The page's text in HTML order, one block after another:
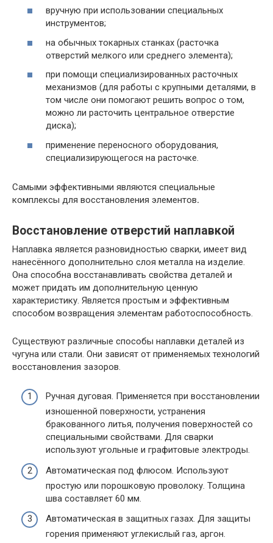
вручную при использовании специальных
инструментов;
на обычных токарных станках (расточка
отверстий мелкого или среднего элемента);
при помощи специализированных расточных
механизмов (для работы с крупными деталями, в
том числе они помогают решить вопрос о том,
можно ли расточить центральное отверстие
диска);
применение переносного оборудования,
специализирующегося на расточке.
Самыми эффективными являются специальные
комплексы для восстановления элементов.
Восстановление отверстий наплавкой
Наплавка является разновидностью сварки, имеет вид
нанесённого дополнительно слоя металла на изделие.
Она способна восстанавливать свойства деталей и
может придать им дополнительную ценную
характеристику. Является простым и эффективным
способом возвращения элементам работоспособность.
Существуют различные способы наплавки деталей из
чугуна или стали. Они зависят от применяемых технологий
восстановления зазоров.
Ручная дуговая. Применяется при восстановлении
изношенной поверхности, устранения
бракованного литья, получения поверхностей со
специальными свойствами. Для сварки
используют угольные и графитовые электроды.
Автоматическая под флюсом. Используют
простую или порошковую проволоку. Толщина
шва составляет 60 мм.
Автоматическая в защитных газах. Для защиты
горения применяют углекислый газ, аргон.